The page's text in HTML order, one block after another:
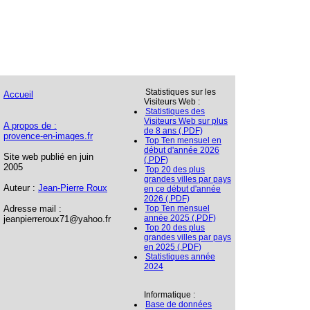
Accueil
A propos de :
provence-en-images.fr
Site web publié en juin
2005
Auteur : Jean-Pierre Roux
Adresse mail :
jeanpierreroux71@yahoo.fr
Statistiques sur les
Visiteurs Web :
Statistiques des
Visiteurs Web sur plus
de 8 ans (.PDF)
Top Ten mensuel en
début d'année 2026
(.PDF)
Top 20 des plus
grandes villes par pays
en ce début d'année
2026 (.PDF)
Top Ten mensuel
année 2025 (.PDF)
Top 20 des plus
grandes villes par pays
en 2025 (.PDF)
Statistiques année
2024
Informatique :
Base de données